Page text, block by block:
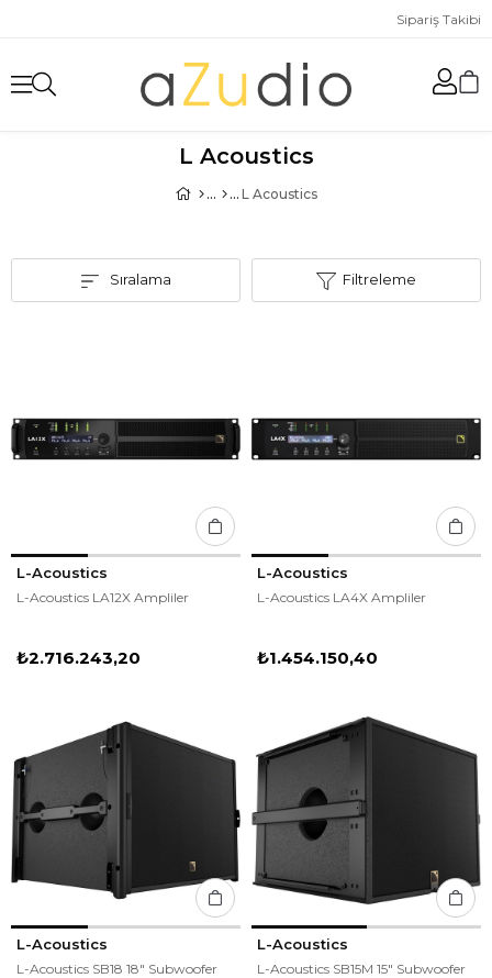
Sipariş Takibi
L Acoustics
L Acoustics
Filtreleme
Sıralama
L-Acoustics
L-Acoustics LA12X Ampliler
₺2.716.243,20
L-Acoustics
L-Acoustics LA4X Ampliler
₺1.454.150,40
L-Acoustics
L-Acoustics SB18 18" Subwoofer
L-Acoustics
L-Acoustics SB15M 15" Subwoofer